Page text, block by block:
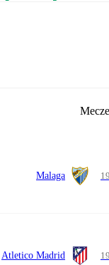
Mecze
Malaga
Atletico Madrid